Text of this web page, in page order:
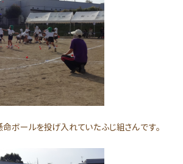
ボールを投げ入れていたふじ組さんです。